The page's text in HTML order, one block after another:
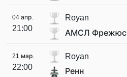
04 апр.
21:00
Royan
АМСЛ Фрежюс
21 мар.
22:00
Royan
Ренн